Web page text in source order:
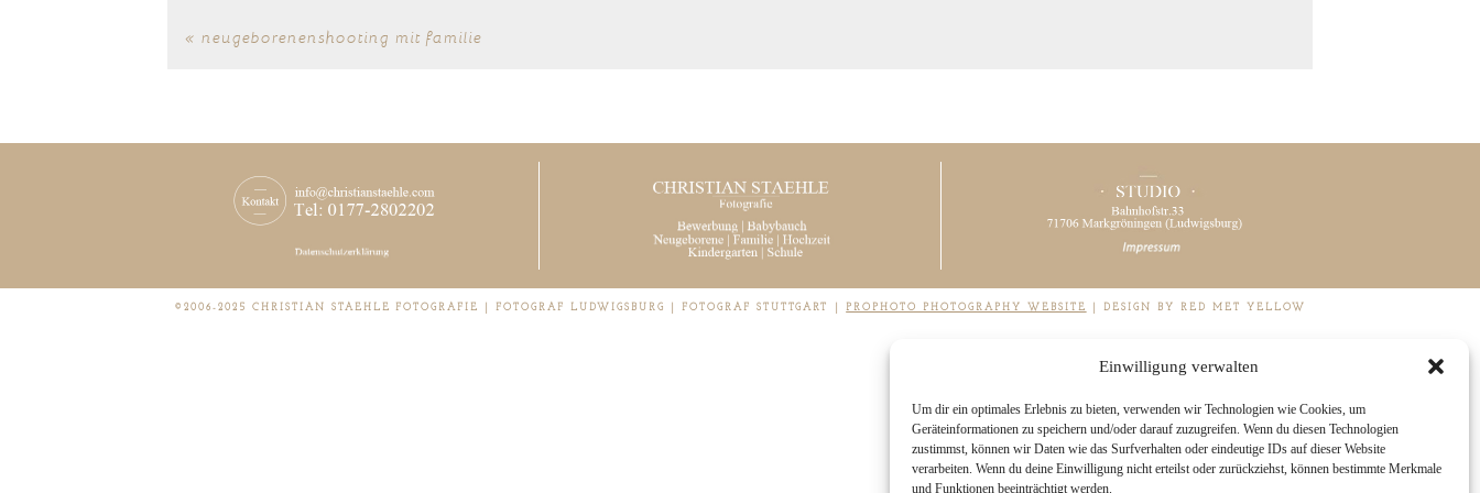
Einwilligung verwalten
Um dir ein optimales Erlebnis zu bieten, verwenden wir Technologien wie Cookies, um
Geräteinformationen zu speichern und/oder darauf zuzugreifen. Wenn du diesen Technologien
zustimmst, können wir Daten wie das Surfverhalten oder eindeutige IDs auf dieser Website
verarbeiten. Wenn du deine Einwilligung nicht erteilst oder zurückziehst, können bestimmte Merkmale
und Funktionen beeinträchtigt werden.
« neugeborenenshooting mit familie
©2006-2025 CHRISTIAN STAEHLE FOTOGRAFIE | FOTOGRAF LUDWIGSBURG | FOTOGRAF STUTTGART PROPHOTO PHOTOGRAPHY WEBSITE DESIGN BY RED MET YELLOW